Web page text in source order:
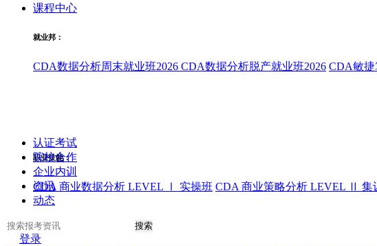
课程中心
就业邦：
CDA数据分析周末就业班2026 CDA数据分析脱产就业班2026 CDA敏捷
职业技能：
CDA 商业数据分析 LEVEL Ⅰ 实操班 CDA 商业策略分析 LEVEL Ⅱ 集
认证考试
院校合作
企业内训
资讯
动态
搜索
登录